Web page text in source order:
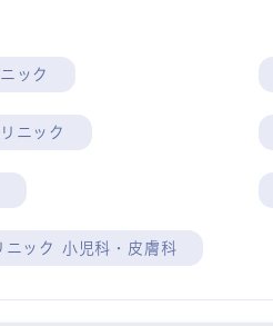
ック
ニック
ニック 小児科・皮膚科